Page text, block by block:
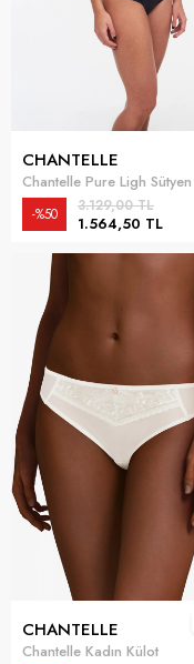
CHANTELLE
Chantelle Pure Ligh Sütyen
1.564,50 TL
3.129,00 TL
%50
CHANTELLE
Chantelle Kadın Külot